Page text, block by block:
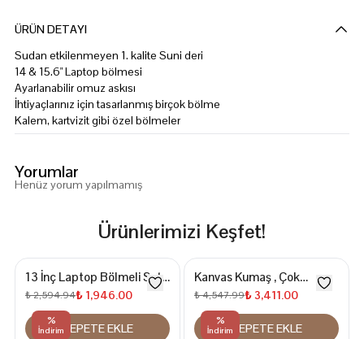
ÜRÜN DETAYI
Sudan etkilenmeyen 1. kalite Suni deri
14 & 15.6" Laptop bölmesi
Ayarlanabilir omuz askısı
İhtiyaçlarınız için tasarlanmış birçok bölme
Kalem, kartvizit gibi özel bölmeler
Yorumlar
Henüz yorum yapılmamış
Ürünlerimizi Keşfet!
%
İndirim
13 İnç Laptop Bölmeli Sırt
Çantası
₺ 2,594.94₺ 1,946.00
SEPETE EKLE
%
İndirim
Kanvas Kumaş , Çok
Fonksiyon, 15,6 İnç Laptop
Bölmeli Hem El Hem
Omuz Hem Sırt Çantası
₺ 4,547.99₺ 3,411.00
SEPETE EKLE